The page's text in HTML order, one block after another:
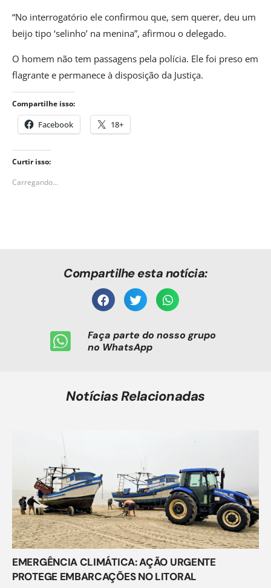
“No interrogatório ele confirmou que, sem querer, deu um
beijo tipo ‘selinho’ na menina”, afirmou o delegado.
O homem não tem passagens pela polícia. Ele foi preso em
flagrante e permanece à disposição da Justiça.
Compartilhe isso:
Facebook 18+
Curtir isso:
Carregando...
Compartilhe esta notícia:
Faça parte do nosso grupo
no WhatsApp
Notícias Relacionadas
EMERGÊNCIA CLIMÁTICA: AÇÃO URGENTE
PROTEGE EMBARCAÇÕES NO LITORAL